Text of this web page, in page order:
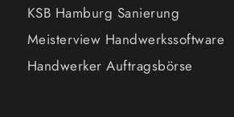
KSB Hamburg Sanierung
Meisterview Handwerkssoftware
Handwerker Auftragsbörse